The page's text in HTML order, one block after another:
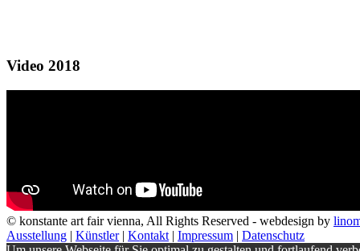
Video 2018
© konstante art fair vienna, All Rights Reserved - webdesign by
Ausstellung | Künstler| Kontakt | Impressum | Datenschutz